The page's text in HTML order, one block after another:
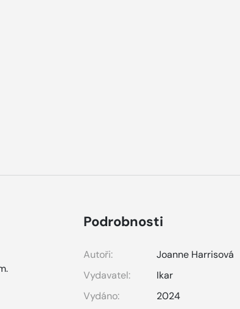
Podrobnosti
Autoři:
Joanne Harrisová
Vydavatel:
Ikar
Vydáno:
2024